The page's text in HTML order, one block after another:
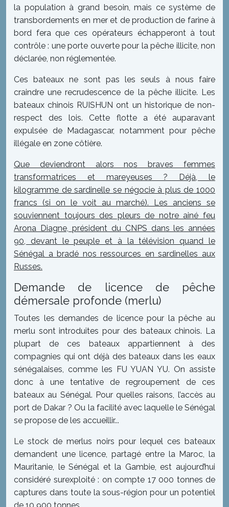
la population à grand besoin, mais ce système de
transbordements en mer et de production de farine à
bord fera que ces opérateurs échapperont à tout
contrôle : une porte ouverte pour la pêche illicite, non
déclarée, non réglementée.
Ces bateaux ne sont pas les seuls à nous faire
craindre une recrudescence de la pêche illicite. Les
bateaux chinois RUISHUN ont un historique de non-
respect des lois. Cette flotte a été auparavant
expulsée de Madagascar, notamment pour pêche
illégale en zone côtière.
Que deviendront alors nos braves femmes
transformatrices et mareyeuses ? Déjà, le
kilogramme de sardinelle se négocie à plus de 1000
francs (si on le voit au marché). Les anciens se
souviennent toujours des pleurs de notre ainé feu
Arona Diagne, président du CNPS dans les années
90, devant le peuple et à la télévision quand le
Sénégal a bradé nos ressources en sardinelles aux
Russes.
Demande de licence de pêche
démersale profonde (merlu)
Toutes les demandes de licence pour la pêche au
merlu sont introduites pour des bateaux chinois. La
plupart de ces bateaux appartiennent à des
compagnies qui ont déjà des bateaux dans les eaux
sénégalaises, comme les FU YUAN YU. On assiste
donc à une tentative de regroupement de ces
bateaux au Sénégal. Pour quelles raisons, l’accès au
port de Dakar ? Ou la facilité avec laquelle le Sénégal
se propose de les accueillir...
Le stock de merlus noirs pour lequel ces bateaux
demandent une licence, partagé entre la Maroc, la
Mauritanie, le Sénégal et la Gambie, est aujourd’hui
considéré surexploité : on compte 17 000 tonnes de
captures dans toute la sous-région pour un potentiel
de 10 900 tonnes.